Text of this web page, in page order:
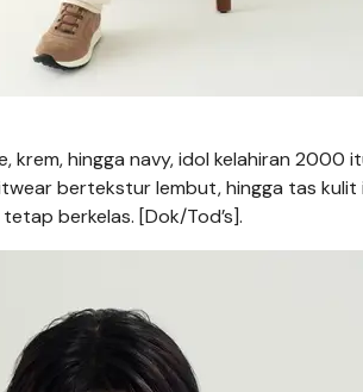
hingga navy, idol kelahiran 2000
bertekstur lembut, hingga tas kulit
berkelas. [Dok/Tod’s].